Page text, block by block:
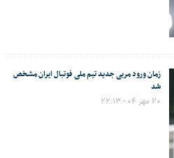
زمان ورود مربی جدید تیم ملی فوتبال ایران مشخص
شد
۲۰ مهر ۰۴ - ۲۲:۱۳